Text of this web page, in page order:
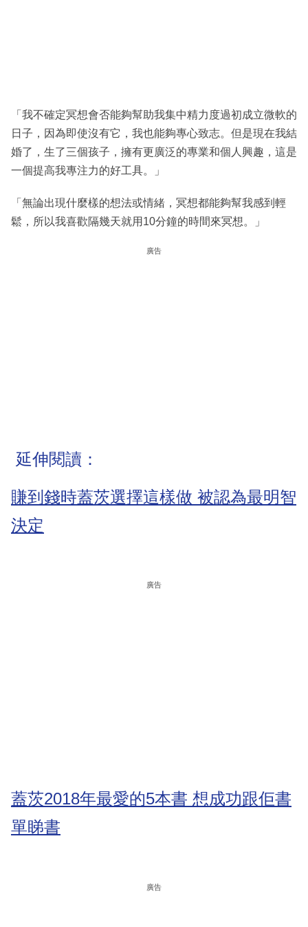
「我不確定冥想會否能夠幫助我集中精力度過初成立微軟的
日子，因為即使沒有它，我也能夠專心致志。但是現在我結
婚了，生了三個孩子，擁有更廣泛的專業和個人興趣，這是
一個提高我專注力的好工具。」
「無論出現什麼樣的想法或情緒，冥想都能夠幫我感到輕
鬆，所以我喜歡隔幾天就用10分鐘的時間來冥想。」
廣告
延伸閱讀：
賺到錢時蓋茨選擇這樣做 被認為最明智
決定
廣告
蓋茨2018年最愛的5本書 想成功跟佢書
單睇書
廣告